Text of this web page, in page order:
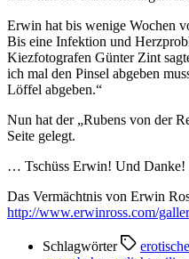
Erwin hat bis wenige Wochen
Bis eine Infektion und
Kiezfotografen Günter Zint
ich mal den Pinsel abgeben
Löffel abgeben.“
Nun hat der „Rubens von der
Seite gelegt.
… Tschüss Erwin! Und
Das Vermächtnis von Erwin
http://www.erwinross.com/
Schlagwörter